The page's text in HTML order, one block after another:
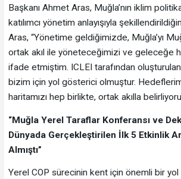
Başkanı Ahmet Aras, Muğla’nın iklim
katılımcı yönetim anlayışıyla
Aras, “Yönetime geldiğimizde, Muğla’yı
ortak akıl ile yöneteceğimizi ve geleceğe
ifade etmiştim. ICLEI tarafından
bizim için yol gösterici olmuştur.
haritamızı hep birlikte, ortak akılla
“Muğla Yerel Taraflar Konferansı ve
Dünyada Gerçekleştirilen İlk 5 Etkinlik
Almıştı”
Yerel COP sürecinin kent için önemli bir yol